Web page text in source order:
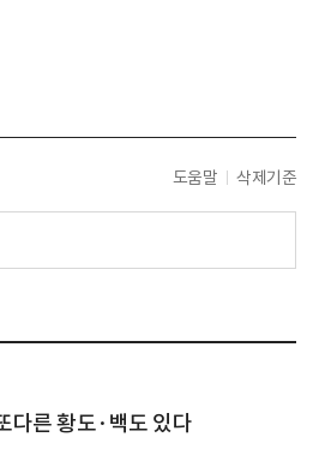
도움말 삭제기준
다른 황도·백도 있다